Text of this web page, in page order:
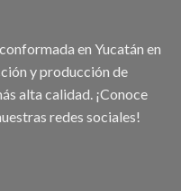
en Yucatán en
y producción de
alta calidad. ¡Conoce
redes sociales!